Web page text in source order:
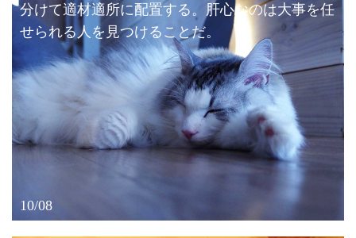
分けて適材適所に配置する。肝心なのは大事を任
せられる人を見つけることだ。
10/08